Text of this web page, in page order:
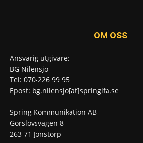
OM OSS
Ansvarig utgivare:
BG Nilensjö
Tel: 070-226 99 95
Epost: bg.nilensjo[at]springlfa.se
Spring Kommunikation AB
Görslövsvägen 8
263 71 Jonstorp